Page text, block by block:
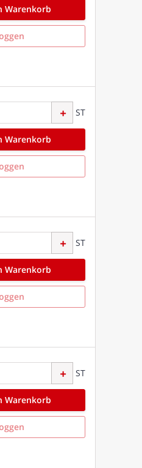
Warenkorb
ST
Warenkorb
ST
Warenkorb
ST
Warenkorb